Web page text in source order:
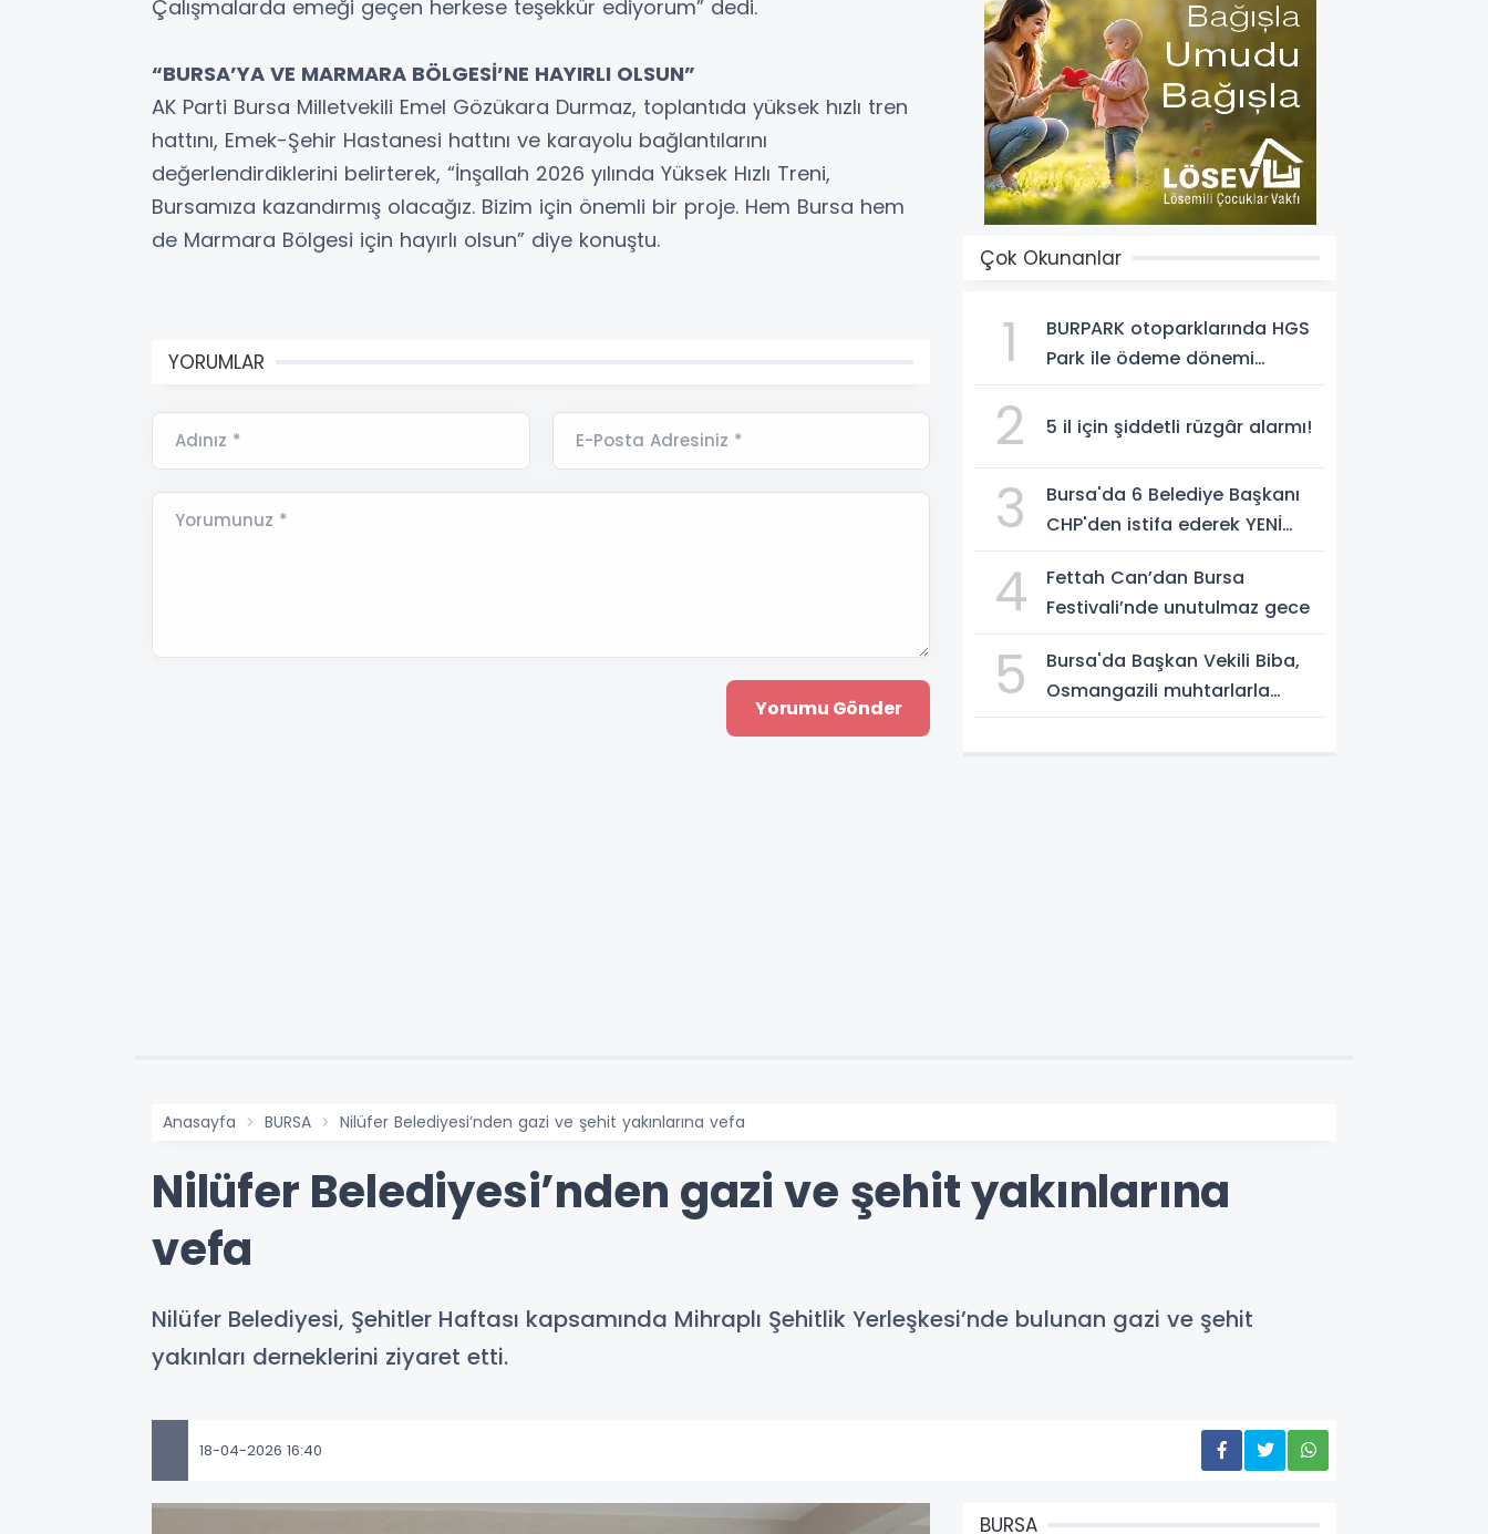
Çalışmalarda emeği geçen herkese teşekkür ediyorum” dedi.
“BURSA’YA VE MARMARA BÖLGESİ’NE HAYIRLI OLSUN”
AK Parti Bursa Milletvekili Emel Gözükara Durmaz, toplantıda yüksek hızlı tren
hattını, Emek-Şehir Hastanesi hattını ve karayolu bağlantılarını
değerlendirdiklerini belirterek, “İnşallah 2026 yılında Yüksek Hızlı Treni,
Bursamıza kazandırmış olacağız. Bizim için önemli bir proje. Hem Bursa hem
de Marmara Bölgesi için hayırlı olsun” diye konuştu.
YORUMLAR
Adınız * E-Posta Adresiniz *
Yorumunuz *
Çok Okunanlar
1
BURPARK otoparklarında HGS
Park ile ödeme dönemi
2 5 il için şiddetli rüzgâr alarmı!
3
Bursa'da 6 Belediye Başkanı
CHP'den istifa ederek YENİ
4
Fettah Can’dan Bursa
Festivali’nde unutulmaz gece
5
Bursa'da Başkan Vekili Biba,
Osmangazili muhtarlarla
Anasayfa BURSA Nilüfer Belediyesi’nden gazi ve şehit yakınlarına vefa
Nilüfer Belediyesi’nden gazi ve şehit yakınlarına
vefa
Nilüfer Belediyesi, Şehitler Haftası kapsamında Mihraplı Şehitlik Yerleşkesi’nde bulunan gazi ve şehit
yakınları derneklerini ziyaret etti.
18-04-2026 16:40
BURSA